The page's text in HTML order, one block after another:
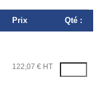
Prix Qté :
122,07 € HT